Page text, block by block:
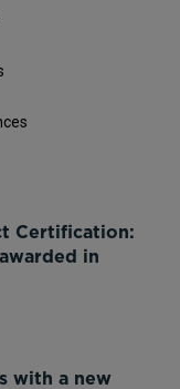
Certification:
in
with a new